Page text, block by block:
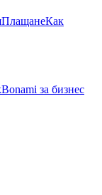
ПлащанеКак
Bonami за бизнес